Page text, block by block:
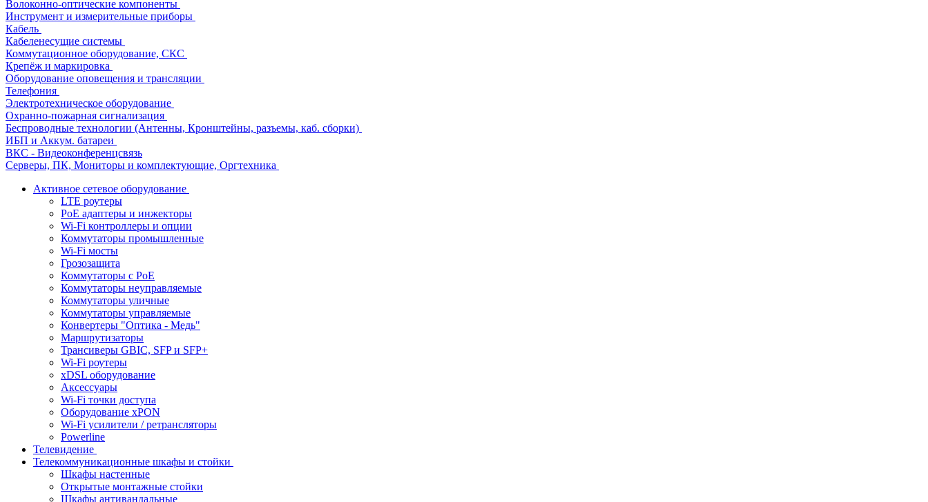
Волоконно-оптические компоненты
Инструмент и измерительные приборы
Кабель
Кабеленесущие системы
Коммутационное оборудование, СКС
Крепёж и маркировка
Оборудование оповещения и трансляции
Телефония
Электротехническое оборудование
Охранно-пожарная сигнализация
Беспроводные технологии (Антенны, Кронштейны, разъемы, каб. сборки)
ИБП и Аккум. батареи
ВКС - Видеоконференцсвязь
Серверы, ПК, Мониторы и комплектующие, Оргтехника
Активное сетевое оборудование
LTE роутеры
PoE адаптеры и инжекторы
Wi-Fi контроллеры и опции
Коммутаторы промышленные
Wi-Fi мосты
Грозозащита
Коммутаторы c PoE
Коммутаторы неуправляемые
Коммутаторы уличные
Коммутаторы управляемые
Конвертеры "Оптика - Медь"
Маршрутизаторы
Трансиверы GBIC, SFP и SFP+
Wi-Fi роутеры
xDSL оборудование
Аксессуары
Wi-Fi точки доступа
Оборудование хPON
Wi-Fi усилители / ретрансляторы
Powerline
Телевидение
Телекоммуникационные шкафы и стойки
Шкафы настенные
Открытые монтажные стойки
Шкафы антивандальные